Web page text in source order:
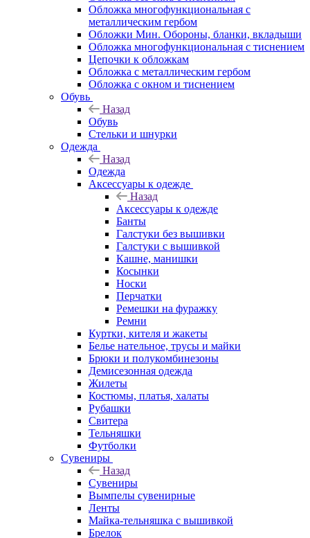
Обложка многофункциональная с
металлическим гербом
Обложки Мин. Обороны, бланки, вкладыши
Обложка многофункциональная с тиснением
Цепочки к обложкам
Обложка с металлическим гербом
Обложка с окном и тиснением
Обувь
Назад
Обувь
Стельки и шнурки
Одежда
Назад
Одежда
Аксессуары к одежде
Назад
Аксессуары к одежде
Банты
Галстуки без вышивки
Галстуки с вышивкой
Кашне, манишки
Косынки
Носки
Перчатки
Ремешки на фуражку
Ремни
Куртки, кителя и жакеты
Белье нательное, трусы и майки
Брюки и полукомбинезоны
Демисезонная одежда
Жилеты
Костюмы, платья, халаты
Рубашки
Свитера
Тельняшки
Футболки
Сувениры
Назад
Сувениры
Вымпелы сувенирные
Ленты
Майка-тельняшка с вышивкой
Брелок